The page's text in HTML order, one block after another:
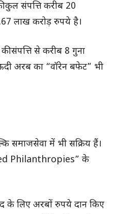
कुल संपत्ति करीब 20
लाख करोड़ रुपये है।
संपत्ति से करीब 8 गुना
अरब का “वॉरेन बफेट” भी
समाजसेवा में भी सक्रिय हैं।
Philanthropies” के
के लिए अरबों रुपये दान किए